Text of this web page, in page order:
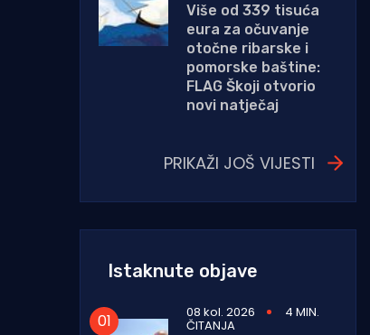
Više od 339 tisuća
eura za očuvanje
otočne ribarske i
pomorske baštine:
FLAG Škoji otvorio
novi natječaj
PRIKAŽI JOŠ VIJESTI
Istaknute objave
08 kol. 2026 4 MIN.
ČITANJA